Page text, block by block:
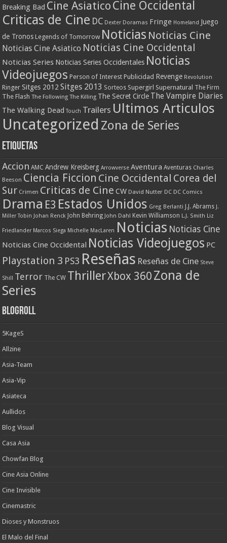
Breaking Bad Cine AsiaticoCine Occidental
Criticas de Cine DC Dexter Doramas Fringe Homeland Juego
de Tronos Legends of Tomorrow Noticias Noticias Cine
Noticias Cine Asiatico Noticias Cine Occidental
Noticias Series Noticias Series Occidentales Noticias
Videojuegos Person of Interest Publicidad Revenge Revolution
Ringer Sitges 2012 Sitges 2013 Sorteos Supergirl Supernatural The Firm
The Flash The Following The Killing The Secret Circle The Vampire Diaries
The Walking Dead Touch Trailers Ultimos Articulos
Uncategorized Zona de Series
Etiquetas
Accion AMC Andrew Kreisberg Arrowverse Aventura Aventuras Charles
Beeson Ciencia Ficcion Cine Occidental Corea del
Sur Crimen Criticas de Cine CW David Nutter DC DC Comics
Drama E3 Estados Unidos Greg Berlanti J.J. Abrams J.
Miller Tobin Johan Renck John Behring John Dahl Kevin Williamson L.J. Smith Liz
Friedlander Marcos Siega Michelle MacLaren Noticias Noticias Cine
Noticias Cine Occidental Noticias Videojuegos PC
Playstation 3 PS3 Reseñas Reseñas de Cine Steve
Shill Terror The CW ThrillerXbox 360 Zona de
Series
Blogroll
5KageS
Allzine
Asia-Team
Asia-Vip
Asiateca
Aullidos
Blog Visual
Casa Asia
Chowfan Blog
Cine Asia Online
Cine Invisible
Cinemastric
Dioses y Monstruos
El Malo del Final